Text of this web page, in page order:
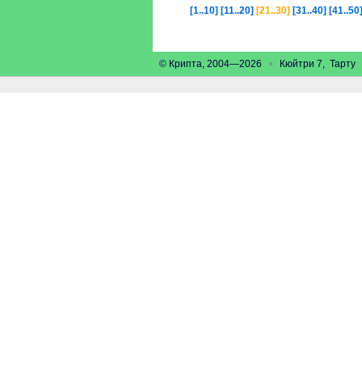
[1..10] [11..20] [21..30] [31..40] [41..50]
© Крипта, 2004—2026 • Кюйтри 7, Тарту